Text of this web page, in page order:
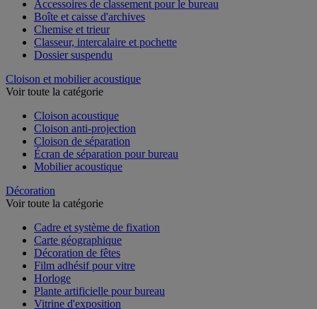
Accessoires de classement pour le bureau
Boîte et caisse d'archives
Chemise et trieur
Classeur, intercalaire et pochette
Cloison et mobilier acoustique
Cloison acoustique
Cloison anti-projection
Cloison de séparation
Écran de séparation pour bureau
Décoration
Cadre et système de fixation
Carte géographique
Décoration de fêtes
Film adhésif pour vitre
Horloge
Plante artificielle pour bureau